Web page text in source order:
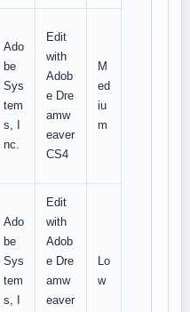
Ado
be
Sys
tem
s, I
nc.
Edit
with
Adob
e Dre
amw
eaver
CS4
M
ed
iu
m
Ado
be
Sys
tem
s, I
Edit
with
Adob
e Dre
amw
eaver
Lo
w